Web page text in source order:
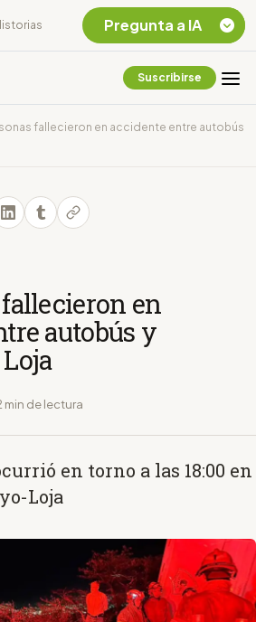
Suscribirse
fallecieron en accidente entre autobús
fallecieron en
autobús y
min de lectura
en torno a las 18:00 en
Loja
Pregunta a IA
Chevron Ecuador